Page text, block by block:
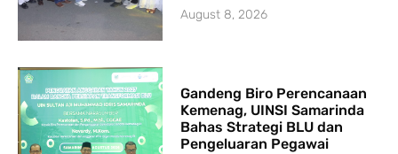
August 8, 2026
Gandeng Biro Perencanaan
Kemenag, UINSI Samarinda
Bahas Strategi BLU dan
Pengeluaran Pegawai